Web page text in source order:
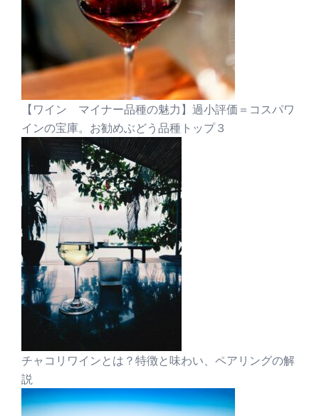
【ワイン マイナー品種の魅力】過小評価＝コスパワ
インの宝庫。お勧めぶどう品種トップ３
チャコリワインとは？特徴と味わい、ペアリングの解
説